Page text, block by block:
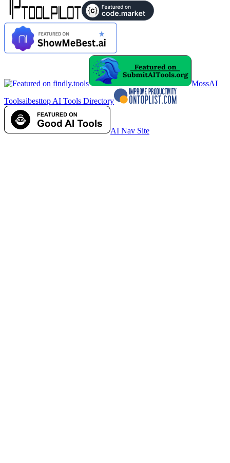
MossAI
Toolsaibesttop AI Tools Directory
AI Nav Site